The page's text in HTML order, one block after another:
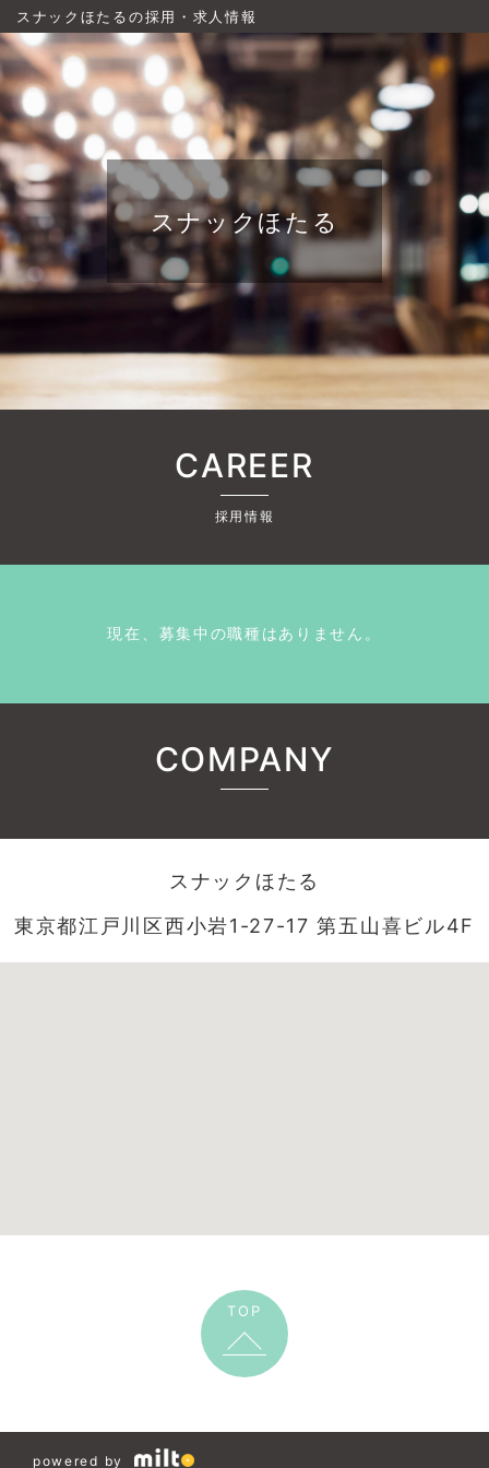
スナックほたるの採用・求人情報
スナックほたる
CAREER
採用情報
現在、募集中の職種はありません。
COMPANY
スナックほたる
東京都江戸川区西小岩1-27-17 第五山喜ビル4F
TOP
powered by